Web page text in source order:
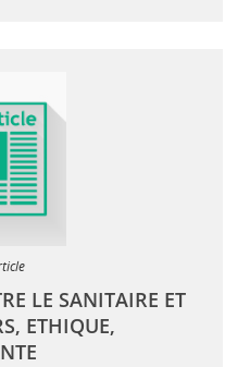
LE SANITAIRE ET
ETHIQUE,